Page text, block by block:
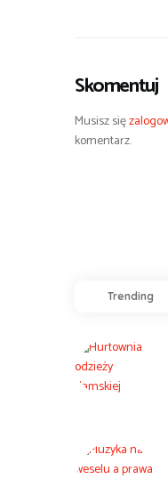
Skomentuj
Musisz się
komentarz.
Trending